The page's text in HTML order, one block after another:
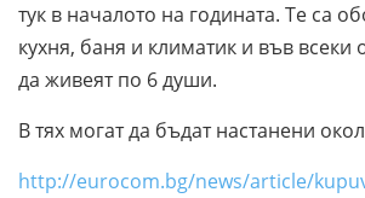
тук в началото на годината. Те са
кухня, баня и климатик и във всеки
да живеят по 6 души.
В тях могат да бъдат настанени
http://eurocom.bg/news/article/